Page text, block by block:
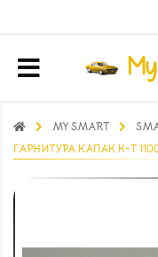
MY SMART
ГАРНИТУРА КАПАК К-Т